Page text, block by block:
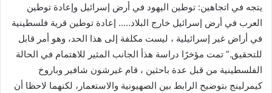
يتجه في اتجاهين: توطين اليهود في أرض إسرائيل وإعادة توطين
العرب في أرض إسرائيل خارج البلاد….. إعادة توطين قرية فلسطينية
في أراض غير إسرائيلية ، ليست مكلفة إلى هذا الحد، وهو أمر قابل
للتحقيق.” تمت مؤخرًا دراسة هذأ الجانب المثير للاهتمام في الحالة
الفلسطينية من قبل عدة باحثين ، قام غيرشون شافير وباروخ
كيمرلينج بتوضيح الرابط بين الصهيونية والاستعمار، لكنهما لاحظا أن